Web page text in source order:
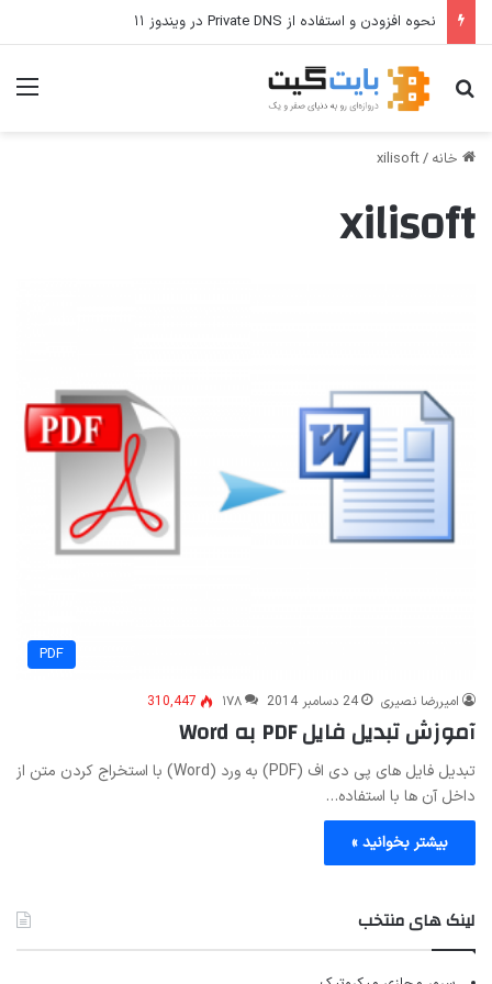
نحوه افزودن و استفاده از Private DNS در ویندوز ۱۱
جستجو برای
خانه /
xilisoft
xilisoft
PDF
امیررضا نصیری 24 دسامبر 2014 ۱۷۸ 310,447
آموزش تبدیل فایل PDF به Word
تبدیل فایل های پی دی اف (PDF) به ورد (Word) با استخراج کردن متن از
داخل آن ها با استفاده…
بیشتر بخوانید »
لینک های منتخب